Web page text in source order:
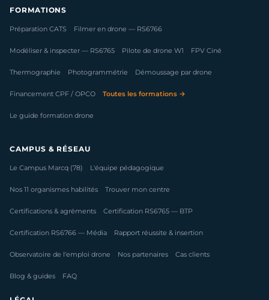
FORMATIONS
Préparation CATS Filmer en drone — RS6766
Modéliser & inspecter — RS6765 Pilote de drone W1 FPV Ciné
Thermographie Photogrammétrie Démoussage par drone
Financement CPF / OPCO Toutes les formations →
Le guide formation drone
CAMPUS & RÉSEAU
Le Campus Marcq (78) L'équipe pédagogique
Nos 11 organismes habilités Trouver mon centre
Certifications & agréments Certification RS6765 — BTP
Certification RS6766 — Média Rapport réussite & insertion
Observatoire de l'emploi drone Nos partenaires Cas clients
Blog & guides FAQ